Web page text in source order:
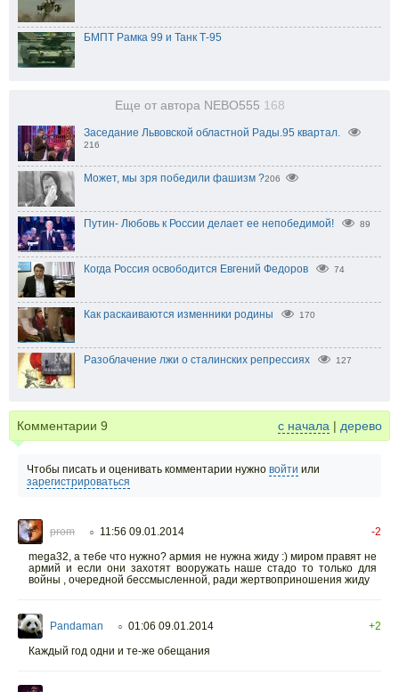
БМПТ Рамка 99 и Танк Т-95
Еще от автора NEBO555 168
Заседание Львовской областной Рады.95 квартал.
216
206
Путин- Любовь к России делает ее непобедимой! 89
Когда Россия освободится Евгений Федоров 74
Как раскаиваются изменники родины 170
Разоблачение лжи о сталинских репрессиях 127
Комментарии 9 с начала | дерево
Чтобы писать и оценивать комментарии нужно войти или
зарегистрироваться
prom ○ 11:56 09.01.2014
-2
mega32, а тебе что нужно? армия не нужна жиду :) миром правят не
армий и если они захотят вооружать наше стадо то только для
войны , очередной бессмысленной, ради жертвоприношения жиду
Pandaman ○ 01:06 09.01.2014
+2
Каждый год одни и те-же обещания